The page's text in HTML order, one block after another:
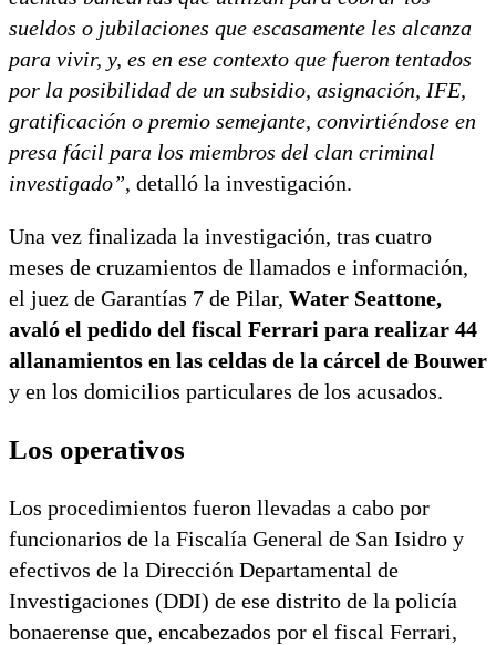
sueldos o jubilaciones que escasamente les alcanza
para vivir, y, es en ese contexto que fueron tentados
por la posibilidad de un subsidio, asignación, IFE,
gratificación o premio semejante, convirtiéndose en
presa fácil para los miembros del clan criminal
investigado”, detalló la investigación.
Una vez finalizada la investigación, tras cuatro
meses de cruzamientos de llamados e información,
el juez de Garantías 7 de Pilar, Water Seattone,
avaló el pedido del fiscal Ferrari para realizar 44
allanamientos en las celdas de la cárcel de Bouwer
y en los domicilios particulares de los acusados.
Los operativos
Los procedimientos fueron llevadas a cabo por
funcionarios de la Fiscalía General de San Isidro y
efectivos de la Dirección Departamental de
Investigaciones (DDI) de ese distrito de la policía
bonaerense que, encabezados por el fiscal Ferrari,